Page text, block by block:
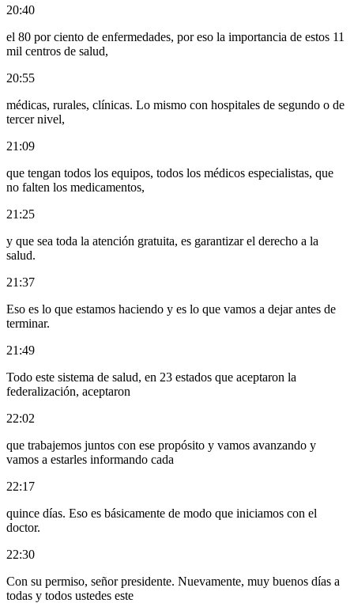
20:40
el 80 por ciento de enfermedades, por eso la importancia de estos 11
mil centros de salud,
20:55
médicas, rurales, clínicas. Lo mismo con hospitales de segundo o de
tercer nivel,
21:09
que tengan todos los equipos, todos los médicos especialistas, que
no falten los medicamentos,
21:25
y que sea toda la atención gratuita, es garantizar el derecho a la
salud.
21:37
Eso es lo que estamos haciendo y es lo que vamos a dejar antes de
terminar.
21:49
Todo este sistema de salud, en 23 estados que aceptaron la
federalización, aceptaron
22:02
que trabajemos juntos con ese propósito y vamos avanzando y
vamos a estarles informando cada
22:17
quince días. Eso es básicamente de modo que iniciamos con el
doctor.
22:30
Con su permiso, señor presidente. Nuevamente, muy buenos días a
todas y todos ustedes este